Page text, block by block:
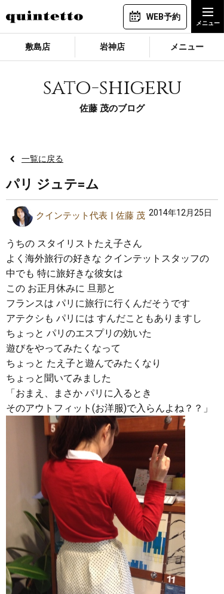
WEB予約
敷島店 岩神店 メニュー
sato-shigeru
佐藤 茂のブログ
一覧に戻る
パリ ジュテ=ム
クインテット代表 佐藤 茂 2014年12月25日
うちの スタイリストたえ子さん
よく海外旅行の好きな クインテットスタッフの
中でも 特に旅好きな彼女は
この お正月休みに 旦那と
フランスは パリに旅行に行くんだそうです
アテクシも パリには すんだこともありますし
ちょっと パリのエスプリの効いた
遊びをやってみたくなって
ちょっと たえ子と遊んでみたくなり
ちょっと聞いてみました
「おまえ、まさか パリに入るとき
そのアウトフィット(お洋服)で入らんよね？？」